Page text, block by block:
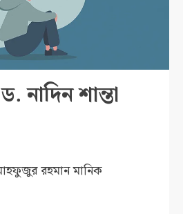
নাদিন শান্তা
রহমান মানিক